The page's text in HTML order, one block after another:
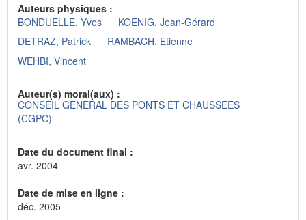
Auteurs physiques :
BONDUELLE, Yves
KOENIG, Jean-Gérard
DETRAZ, Patrick
RAMBACH, Etienne
WEHBI, Vincent
Auteur(s) moral(aux) :
CONSEIL GENERAL DES PONTS ET CHAUSSEES
(CGPC)
Date du document final :
avr. 2004
Date de mise en ligne :
déc. 2005